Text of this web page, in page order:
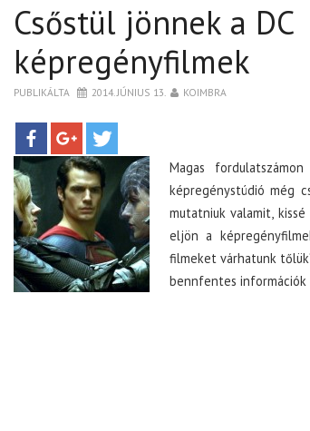
Csőstül jönnek a DC
képregényfilmek
PUBLIKÁLTA 2014. JÚNIUS 13. KOIMBRA
Magas
képregénystúdió még
mutatniuk valamit,
eljön a
filmeket várhatunk
bennfentes